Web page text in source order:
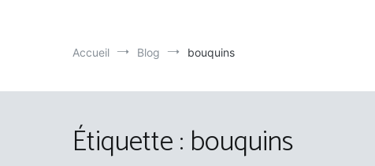
Accueil Blog bouquins
Étiquette : bouquins